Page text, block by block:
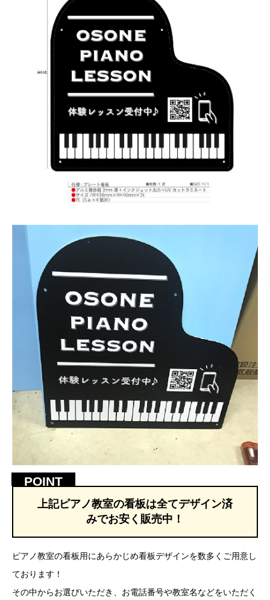
プレート看板デザイン
ウィンドウサイン・デザイン
屋外スタンド看板デザイン
屋外アクリル看板デザイン
自立看板デザイン
金属切文字看板
飲食店看板デザイン
上記ピアノ教室の看板は全てデザイン済
みでお安く販売中！
ピアノ教室の看板用にあらかじめ看板デザインを数多くご用意し
ております！
その中からお選びいただき、お電話番号や教室名などをいただく